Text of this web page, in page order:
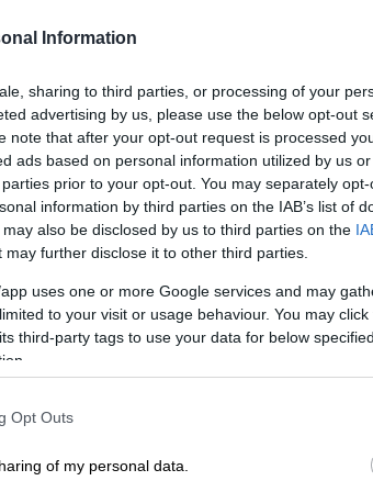
Information
sharing to third parties, or processing of your
advertising by us, please use the below opt-out
note that after your opt-out request is processed
ads based on personal information utilized by us
prior to your opt-out. You may separately
information by third parties on the IAB’s list of
also be disclosed by us to third parties on the
may further disclose it to other third parties.
uses one or more Google services and may
to your visit or usage behaviour. You may
third-party tags to use your data for below
Opt Outs
of my personal data.
τον είχαν προετοιμάσει
η κηδεία της Αλεξάνδρας
|25.08.2025 11:55
Νικολαΐδου:
τα παιδιά του
Νικολαΐδη – Στο πλευρό
να πιστέψει ότι έφυγε από